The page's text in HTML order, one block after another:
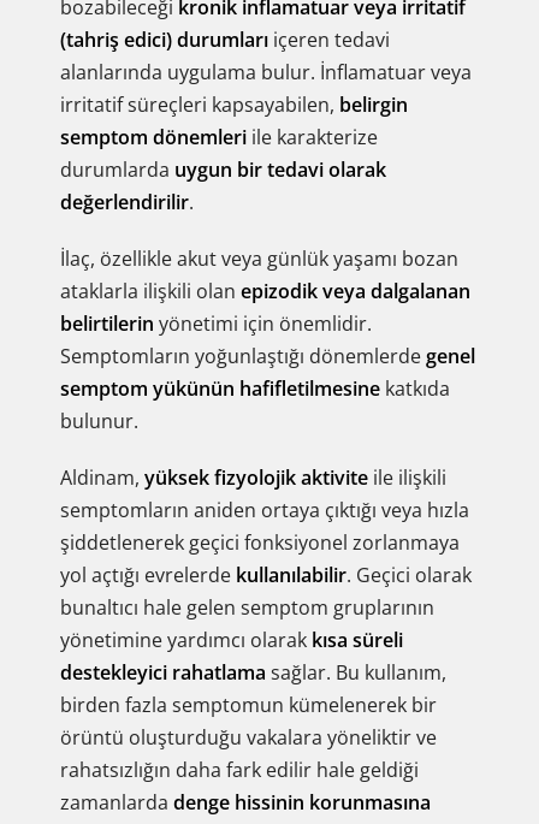
bozabileceği kronik inflamatuar veya irritatif
(tahriş edici) durumları içeren tedavi
alanlarında uygulama bulur. İnflamatuar veya
irritatif süreçleri kapsayabilen, belirgin
semptom dönemleri ile karakterize
durumlarda uygun bir tedavi olarak
değerlendirilir.
İlaç, özellikle akut veya günlük yaşamı bozan
ataklarla ilişkili olan epizodik veya dalgalanan
belirtilerin yönetimi için önemlidir.
Semptomların yoğunlaştığı dönemlerdegenel
semptom yükünün hafifletilmesine katkıda
bulunur.
Aldinam, yüksek fizyolojik aktivite ile ilişkili
semptomların aniden ortaya çıktığı veya hızla
şiddetlenerek geçici fonksiyonel zorlanmaya
yol açtığı evrelerde kullanılabilir. Geçici olarak
bunaltıcı hale gelen semptom gruplarının
yönetimine yardımcı olarak kısa süreli
destekleyici rahatlama sağlar. Bu kullanım,
birden fazla semptomun kümelenerek bir
örüntü oluşturduğu vakalara yöneliktir ve
rahatsızlığın daha fark edilir hale geldiği
zamanlarda denge hissinin korunmasına